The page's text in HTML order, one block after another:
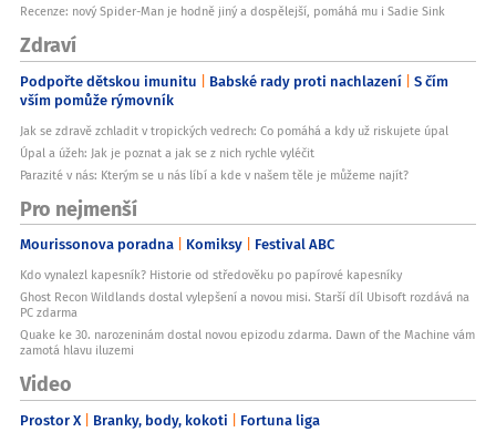
Recenze: nový Spider-Man je hodně jiný a dospělejší, pomáhá mu i Sadie Sink
Zdraví
Podpořte dětskou imunitu Babské rady proti nachlazení S čím
vším pomůže rýmovník
Jak se zdravě zchladit v tropických vedrech: Co pomáhá a kdy už riskujete úpal
Úpal a úžeh: Jak je poznat a jak se z nich rychle vyléčit
Parazité v nás: Kterým se u nás líbí a kde v našem těle je můžeme najít?
Pro nejmenší
Mourissonova poradna Komiksy Festival ABC
Kdo vynalezl kapesník? Historie od středověku po papírové kapesníky
Ghost Recon Wildlands dostal vylepšení a novou misi. Starší díl Ubisoft rozdává na
PC zdarma
Quake ke 30. narozeninám dostal novou epizodu zdarma. Dawn of the Machine vám
zamotá hlavu iluzemi
Video
Prostor X Branky, body, kokoti Fortuna liga